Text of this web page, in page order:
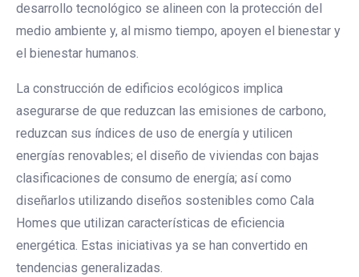
desarrollo tecnológico se alineen con la protección del
medio ambiente y, al mismo tiempo, apoyen el bienestar y
el bienestar humanos.
La construcción de edificios ecológicos implica
asegurarse de que reduzcan las emisiones de carbono,
reduzcan sus índices de uso de energía y utilicen
energías renovables; el diseño de viviendas con bajas
clasificaciones de consumo de energía; así como
diseñarlos utilizando diseños sostenibles como Cala
Homes que utilizan características de eficiencia
energética. Estas iniciativas ya se han convertido en
tendencias generalizadas.